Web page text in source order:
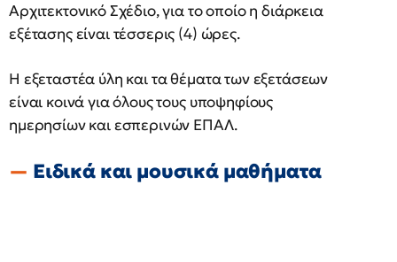
Αρχιτεκτονικό Σχέδιο, για το οποίο η διάρκεια
εξέτασης είναι τέσσερις (4) ώρες.
Η εξεταστέα ύλη και τα θέματα των εξετάσεων
είναι κοινά για όλους τους υποψηφίους
ημερησίων και εσπερινών ΕΠΑΛ.
Ειδικά και μουσικά μαθήματα